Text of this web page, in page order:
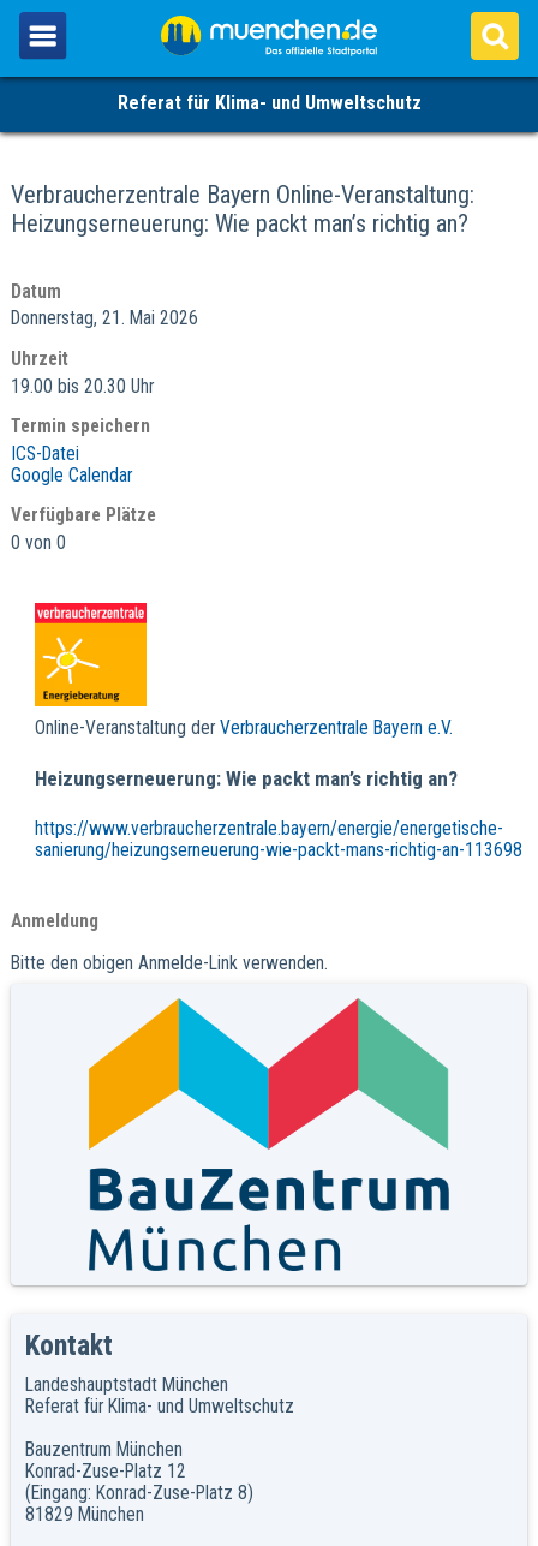
Referat für Klima- und Umweltschutz
Verbraucherzentrale Bayern Online-Veranstaltung:
Heizungserneuerung: Wie packt man’s richtig an?
Datum
Donnerstag, 21. Mai 2026
Uhrzeit
19.00 bis 20.30 Uhr
Termin speichern
ICS-Datei
Google Calendar
Verfügbare Plätze
0 von 0
Online-Veranstaltung derVerbraucherzentrale Bayern e.V.
Heizungserneuerung: Wie packt man’s richtig an?
https://www.verbraucherzentrale.bayern/energie/energetische-
sanierung/heizungserneuerung-wie-packt-mans-richtig-an-113698
Anmeldung
Bitte den obigen Anmelde-Link verwenden.
Kontakt
Landeshauptstadt München
Referat für Klima- und Umweltschutz
Bauzentrum München
Konrad-Zuse-Platz 12
(Eingang: Konrad-Zuse-Platz 8)
81829 München